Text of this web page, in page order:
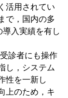
活用されてい
で，国内の多
入実績を有し
診者にも操作
し，システム
性を一新し
上のため，キ